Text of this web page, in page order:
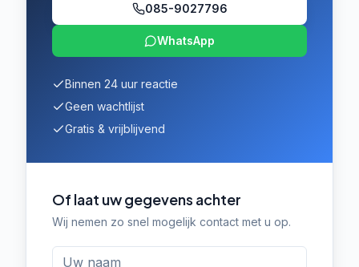
085-9027796
WhatsApp
Binnen 24 uur reactie
Geen wachtlijst
Gratis & vrijblijvend
Of laat uw gegevens achter
Wij nemen zo snel mogelijk contact met u op.